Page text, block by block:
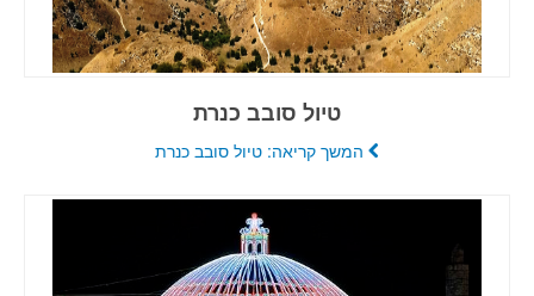
טיול סובב כנרת
המשך קריאה: טיול סובב כנרת